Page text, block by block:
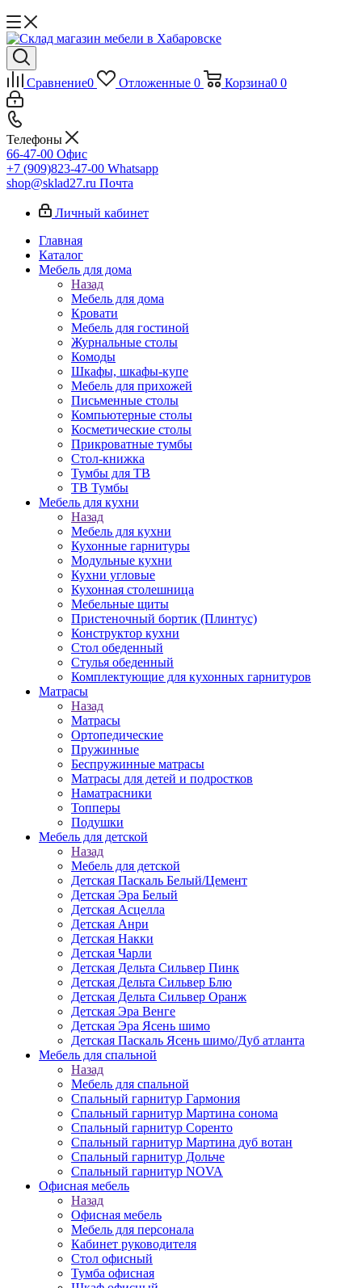
Сравнение0 Отложенные 0 Корзина0 0
Телефоны
66-47-00 Офис
+7 (909)823-47-00 Whatsapp
shop@sklad27.ru Почта
Личный кабинет
Главная
Каталог
Мебель для дома
Назад
Мебель для дома
Кровати
Мебель для гостиной
Журнальные столы
Комоды
Шкафы, шкафы-купе
Мебель для прихожей
Письменные столы
Компьютерные столы
Косметические столы
Прикроватные тумбы
Стол-книжка
Тумбы для ТВ
ТВ Тумбы
Мебель для кухни
Назад
Мебель для кухни
Кухонные гарнитуры
Модульные кухни
Кухни угловые
Кухонная столешница
Мебельные щиты
Пристеночный бортик (Плинтус)
Конструктор кухни
Стол обеденный
Стулья обеденный
Комплектующие для кухонных гарнитуров
Матраcы
Назад
Матраcы
Ортопедические
Пружинные
Беспружинные матрасы
Матрасы для детей и подростков
Наматрасники
Топперы
Подушки
Мебель для детской
Назад
Мебель для детской
Детская Паскаль Белый/Цемент
Детская Эра Белый
Детская Асцелла
Детская Анри
Детская Накки
Детская Чарли
Детская Дельта Сильвер Пинк
Детская Дельта Сильвер Блю
Детская Дельта Сильвер Оранж
Детская Эра Венге
Детская Эра Ясень шимо
Детская Паскаль Ясень шимо/Дуб атланта
Мебель для спальной
Назад
Мебель для спальной
Спальный гарнитур Гармония
Спальный гарнитур Мартина сонома
Спальный гарнитур Соренто
Спальный гарнитур Мартина дуб вотан
Спальный гарнитур Дольче
Спальный гарнитур NOVA
Офисная мебель
Назад
Офисная мебель
Мебель для персонала
Кабинет руководителя
Стол офисный
Тумба офисная